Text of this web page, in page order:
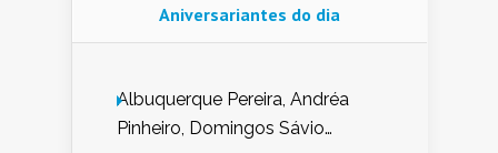
Aniversariantes do dia
Albuquerque Pereira, Andréa
Pinheiro, Domingos Sávio